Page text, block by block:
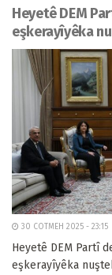
Heyetê DEM
eşkerayîyêka
30 COTMEH 2025 - 23:15
Heyetê DEM Partî
eşkerayîyêka